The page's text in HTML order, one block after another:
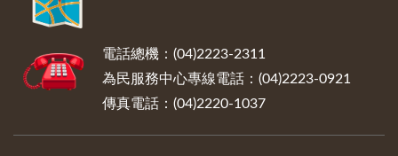
電話總機：(04)2223-2311
為民服務中心專線電話：(04)2223-0921
傳真電話：(04)2220-1037